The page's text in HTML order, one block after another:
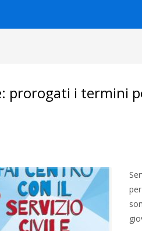
prorogati i termini